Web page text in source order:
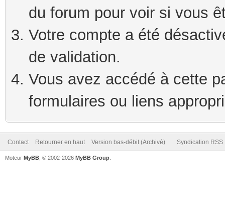
du forum pour voir si vous
Votre compte a été
de validation.
Vous avez accédé à cette
formulaires ou liens
Contact Retourner en haut Version bas-débit (Archivé) Syndication RSS
Moteur MyBB , © 2002-2026 MyBB Group